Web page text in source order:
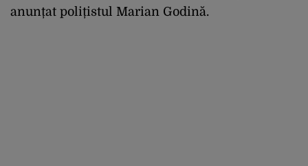
anunțat polițistul Marian Godină.